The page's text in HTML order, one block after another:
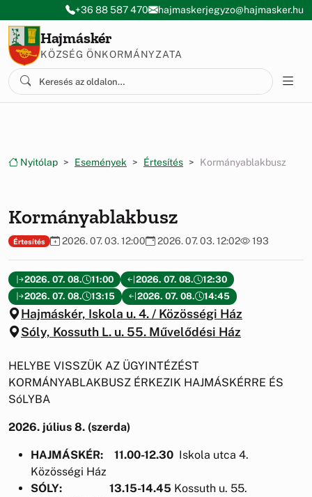
Ugrás a menüre
Ugrás a tartalomra
+36 88 587 470 hajmaskerjegyzo@hajmasker.hu
Hajmáskér
KÖZSÉG ÖNKORMÁNYZATA
Nyitólap Események Értesítés Kormányablakbusz
Kormányablakbusz
Értesítés 2026. 07. 03. 12:00 2026. 07. 03. 12:02 193
2026. 07. 08. 11:00 2026. 07. 08.
12:30
2026. 07. 08.
13:15 2026. 07. 08. 14:45
Hajmáskér, Iskola u. 4. / Közösségi Ház
Sóly, Kossuth L. u. 55. Művelődési Ház
HELYBE VISSZÜK AZ ÜGYINTÉZÉST
KORMÁNYABLAKBUSZ ÉRKEZIK HAJMÁSKÉRRE ÉS
SóLYBA
2026. július 8. (szerda)
HAJMÁSKÉR: 11.00-12.30 Iskola utca 4.
Közösségi Ház
SÓLY: 13.15-14.45 Kossuth u. 55.